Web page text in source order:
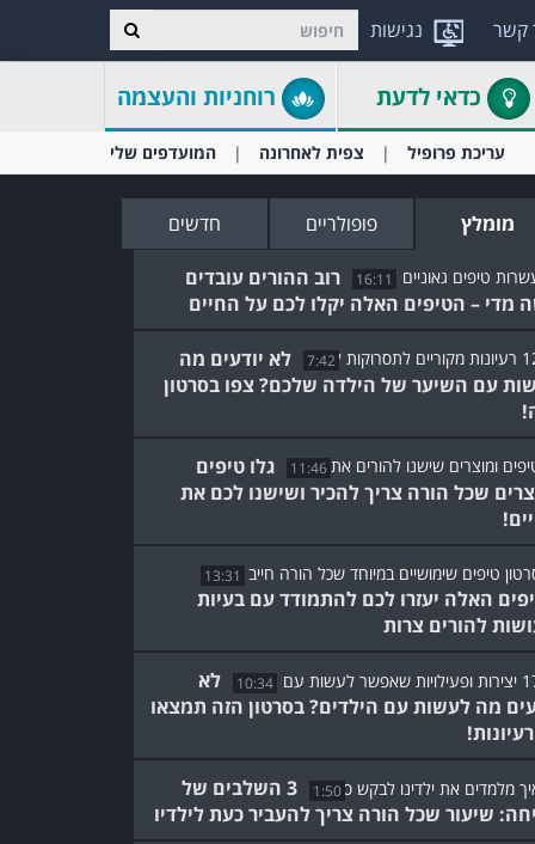
נגישות קשר
כדאי לדעת רוחניות והעצמה
עריכת פרופיל צפית לאחרונה המועדפים שלי
מומלץ פופולריים חדשים
16:11
רוב ההורים עובדים
מדי – הטיפים האלה יקלו לכם על החיים
7:42
לא יודעים מה
עם השיער של הילדה שלכם? צפו בסרטון
11:46
גלו טיפים
שכל הורה צריך להכיר ושישנו לכם את
13:31
האלה יעזרו לכם להתמודד עם בעיות
להורים צרות
10:34
לא
מה לעשות עם הילדים? בסרטון הזה תמצאו
1:50
3 השלבים של
שיעור שכל הורה צריך להעביר כעת לילדיו